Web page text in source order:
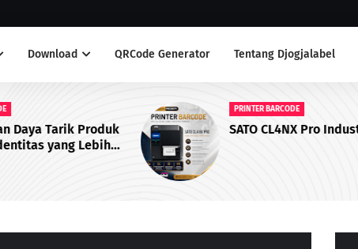
Download QRCode Generator Tentang Djogjalabel
PRINTER BARCODE
SATO CL4NX Pro Industrial Printer